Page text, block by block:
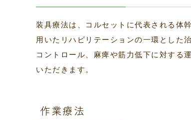
装具療法は、コルセットに代表される体
用いたリハビリテーションの一環とした
コントロール、麻痺や筋力低下に対する
いただきます。
作業療法